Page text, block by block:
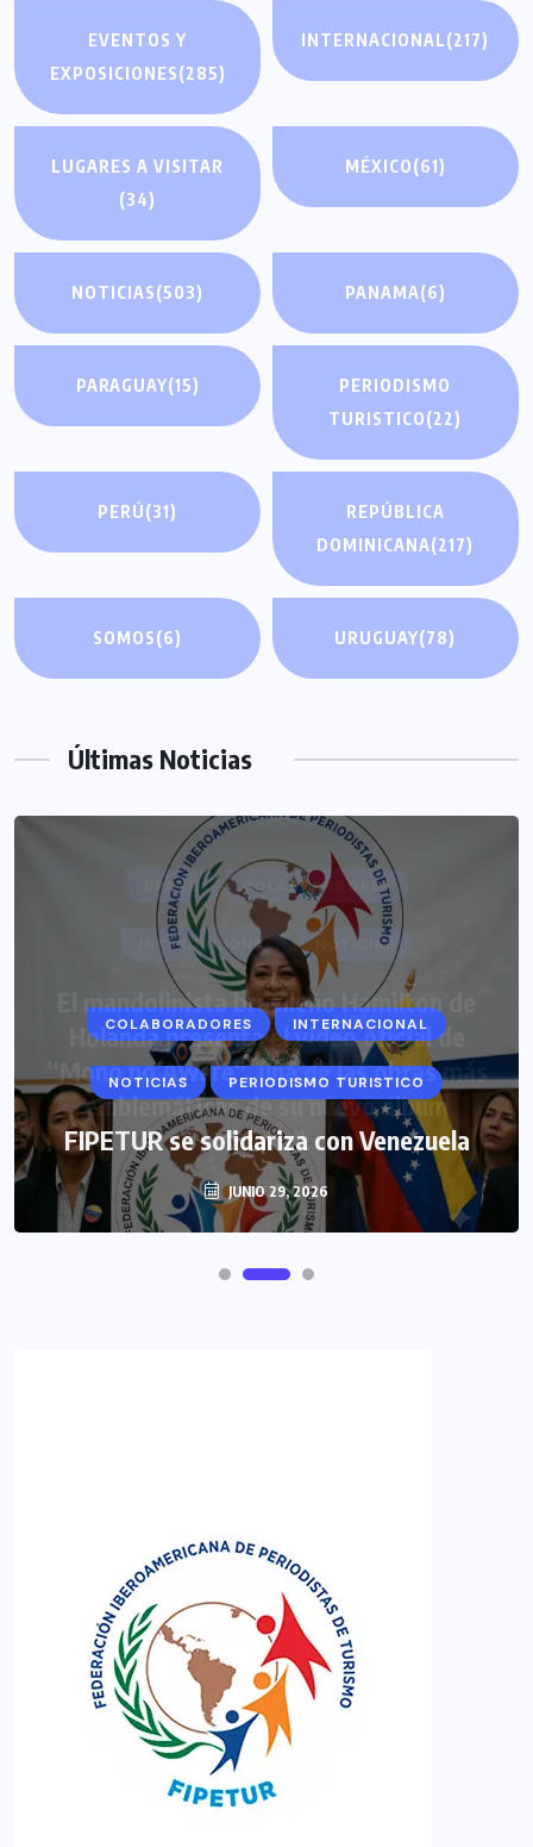
EVENTOS Y
EXPOSICIONES(285)
INTERNACIONAL(217)
LUGARES A VISITAR
(34)
MÉXICO(61)
NOTICIAS(503) PANAMA(6)
PARAGUAY(15)
PERIODISMO
TURISTICO(22)
PERÚ(31)
REPÚBLICA
DOMINICANA(217)
SOMOS(6) URUGUAY(78)
Últimas Noticias
COLABORADORES INTERNACIONAL
NOTICIAS PERIODISMO TURISTICO
FIPETUR se solidariza con Venezuela
JUNIO 29, 2026